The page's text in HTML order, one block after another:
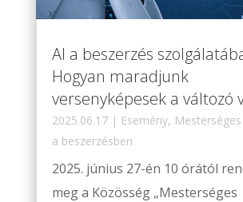
AI a beszerzés
Hogyan maradjunk
versenyképesek a változó
2025.06.17| Esemény,
a beszerzésben
2025. június 27-én 10 órától
meg a Közösség „Mesterséges